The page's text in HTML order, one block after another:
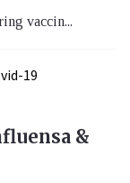
vaccin...
&